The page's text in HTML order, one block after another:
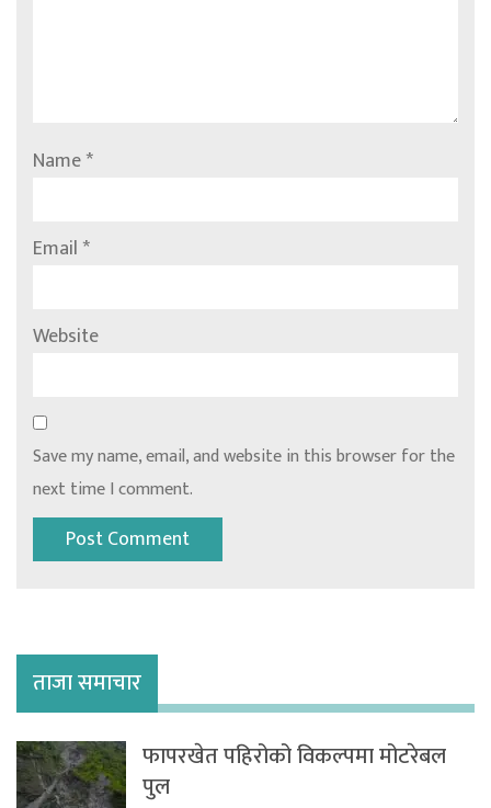
Name*
Email*
Website
Save my name, email, and website in this browser for the
next time I comment.
ताजा समाचार
फापरखेत पहिरोको विकल्पमा मोटरेबल
पुल